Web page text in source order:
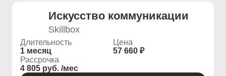
Искусство коммуникации
Skillbox
Длительность
1 месяц
Цена
57 660 ₽
Рассрочка
4 805 руб. /мес